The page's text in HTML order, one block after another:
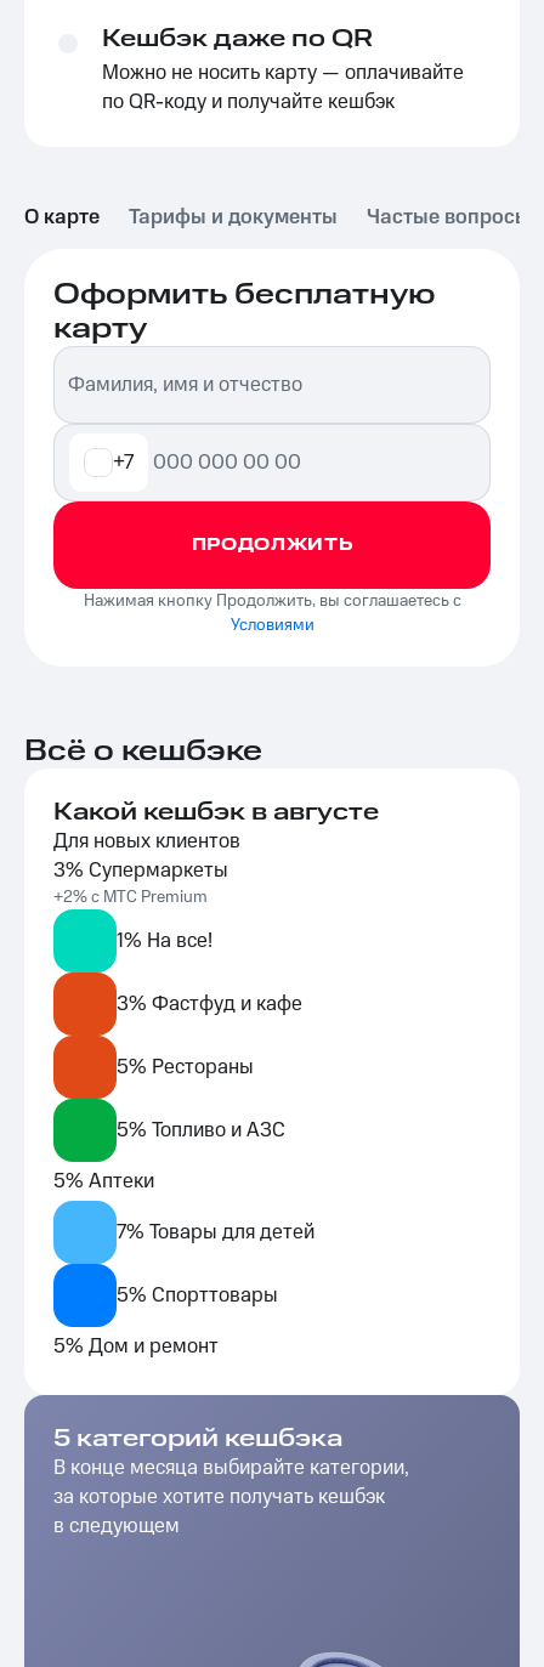
Кешбэк даже по QR
Можно не носить карту — оплачивайте
по QR-коду и получайте кешбэк
О карте Тарифы и документы Частые вопросы
Оформить бесплатную
карту
Фамилия, имя и отчество
+7
ПРОДОЛЖИТЬ
Нажимая кнопку Продолжить, вы соглашаетесь с
Условиями
Всё о кешбэке
Какой кешбэк в августе
Для новых клиентов
3% Супермаркеты
+2% с МТС Premium
1% На все!
3% Фастфуд и кафе
5% Рестораны
5% Топливо и АЗС
5% Аптеки
7% Товары для детей
5% Спорттовары
5% Дом и ремонт
5 категорий кешбэка
В конце месяца выбирайте категории,
за которые хотите получать кешбэк
в следующем